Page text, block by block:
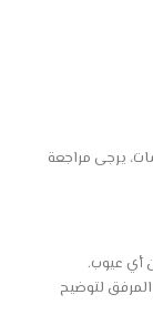
يرجى مراجعة
أي عيوب.
لتوضيح